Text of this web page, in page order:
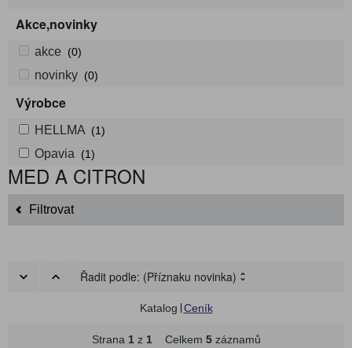
Akce,novinky
akce (0)
novinky (0)
Výrobce
HELLMA (1)
Opavia (1)
MED A CITRON
Filtrovat
Řadit podle: (Příznaku novinka)
Katalog Ceník
Strana 1z 1Celkem 5záznamů